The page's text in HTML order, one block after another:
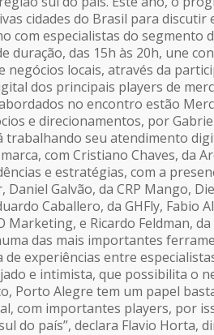
cidades do Brasil para discutir
com especialistas do segmento
duração, das 15h às 20h, une
locais, através da
dos principais players de
no encontro estão
e direcionamentos, por
trabalhando seu atendimento
com Cristiano Chaves, da
e estratégias, com a
Galvão, da CRP Mango,
Caballero, da GHFly, Fabio
Marketing, e Ricardo Feldman, da
das mais importantes
experiências entre
e intimista, que possibilita o
Porto Alegre tem um papel
com importantes players, por
do país”, declara Flavio Horta,